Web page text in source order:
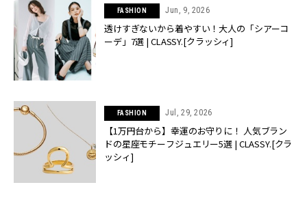
FASHION Jun, 9, 2026
透けすぎないから着やすい！大人の「シアーコ
ーデ」7選 | CLASSY.[クラッシィ]
FASHION Jul, 29, 2026
【1万円台から】幸運のお守りに！ 人気ブラン
ドの星座モチーフジュエリー5選 | CLASSY.[クラ
ッシィ]